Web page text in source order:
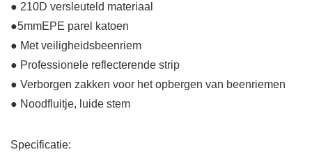
● 210D versleuteld materiaal
●5mmEPE parel katoen
● Met veiligheidsbeenriem
● Professionele reflecterende strip
● Verborgen zakken voor het opbergen van beenriemen
● Noodfluitje, luide stem
Specificatie: